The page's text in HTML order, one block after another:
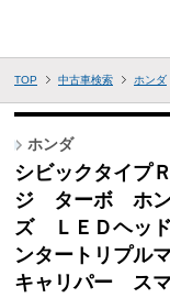
TOP 中古車検索 ホンダ
ホンダ
シビックタイプ
ジ ターボ ホン
ズ ＬＥＤヘッ
ンタートリプル
キャリパー ス